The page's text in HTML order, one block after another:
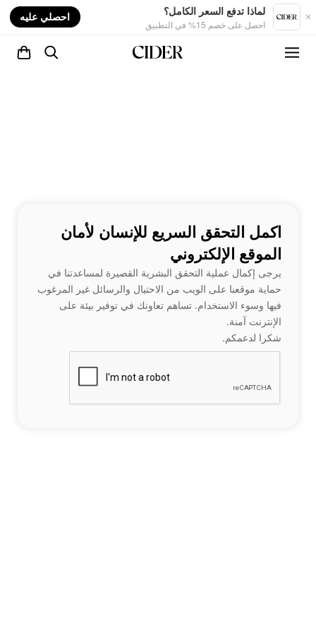
لماذا تدفع السعر الكامل؟
احصل على خصم 15% في التطبيق
احصلي عليه
اكمل التحقق السريع للإنسان لأمان
الموقع الإلكتروني
يرجى إكمال عملية التحقق البشرية القصيرة لمساعدتنا في
حماية موقعنا على الويب من الاحتيال والرسائل غير المرغوب
فيها وسوء الاستخدام. تساهم تعاونك في توفير بيئة على
الإنترنت آمنة.
شكرا لدعمكم.